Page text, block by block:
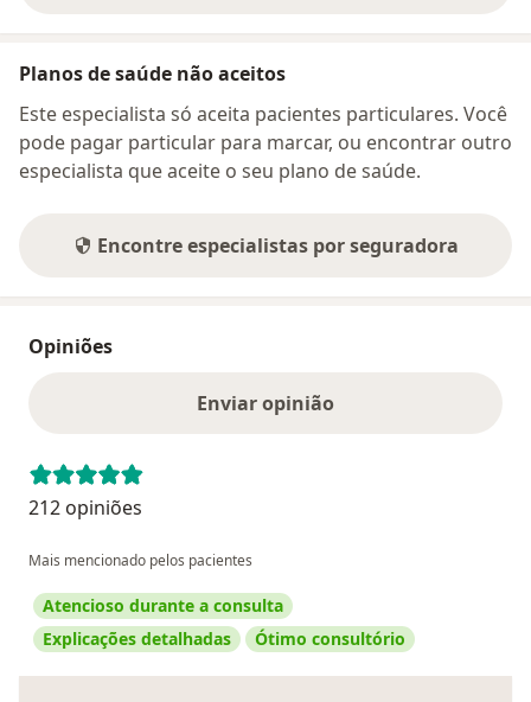
Planos de saúde não aceitos
Este especialista só aceita pacientes particulares. Você
pode pagar particular para marcar, ou encontrar outro
especialista que aceite o seu plano de saúde.
Encontre especialistas por seguradora
Opiniões
Enviar opinião
212 opiniões
Mais mencionado pelos pacientes
Atencioso durante a consulta
Explicações detalhadas
Ótimo consultório